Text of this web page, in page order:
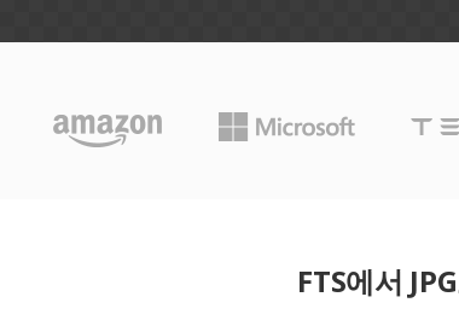
FTS에서